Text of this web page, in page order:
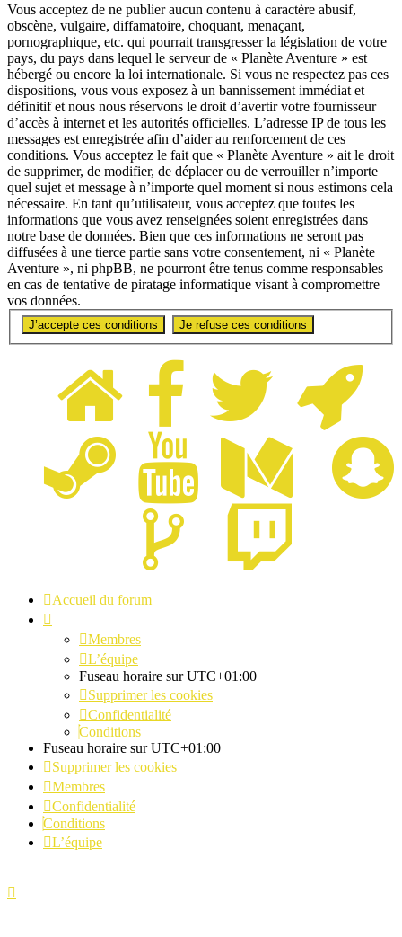
Vous acceptez de ne publier aucun contenu à caractère abusif,
obscène, vulgaire, diffamatoire, choquant, menaçant,
pornographique, etc. qui pourrait transgresser la législation de votre
pays, du pays dans lequel le serveur de « Planète Aventure » est
hébergé ou encore la loi internationale. Si vous ne respectez pas ces
dispositions, vous vous exposez à un bannissement immédiat et
définitif et nous nous réservons le droit d’avertir votre fournisseur
d’accès à internet et les autorités officielles. L’adresse IP de tous les
messages est enregistrée afin d’aider au renforcement de ces
conditions. Vous acceptez le fait que « Planète Aventure » ait le droit
de supprimer, de modifier, de déplacer ou de verrouiller n’importe
quel sujet et message à n’importe quel moment si nous estimons cela
nécessaire. En tant qu’utilisateur, vous acceptez que toutes les
informations que vous avez renseignées soient enregistrées dans
notre base de données. Bien que ces informations ne seront pas
diffusées à une tierce partie sans votre consentement, ni « Planète
Aventure », ni phpBB, ne pourront être tenus comme responsables
en cas de tentative de piratage informatique visant à compromettre
vos données.
Accueil du forum
Membres
L’équipe
Fuseau horaire surUTC+01:00
Supprimer les cookies
Confidentialité
Conditions
Fuseau horaire surUTC+01:00
Supprimer les cookies
Membres
Confidentialité
Conditions
L’équipe